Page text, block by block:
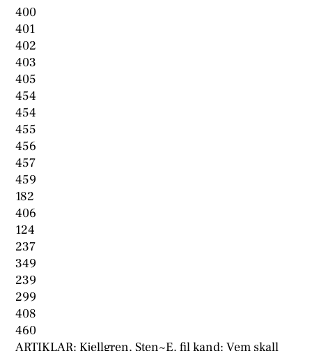
400
401
402
403
405
454
454
455
456
457
459
182
406
124
237
349
239
299
408
460
ARTIKLAR: Kjellgren, Sten~E. fil kand: Vem skall